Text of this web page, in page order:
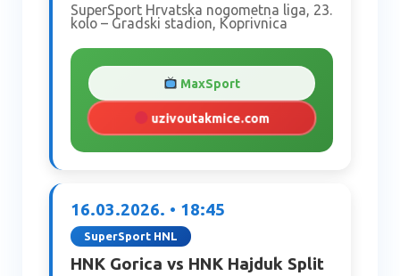
SuperSport Hrvatska nogometna liga, 23.
kolo – Gradski stadion, Koprivnica
MaxSport
uzivoutakmice.com
16.03.2026. • 18:45
SuperSport HNL
HNK Gorica vs HNK Hajduk Split